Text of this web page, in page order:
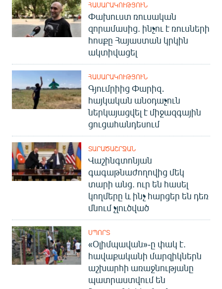
ՀԱՍԱՐԱԿՈՒԹՅՈՒՆ
Փախուստ ռուսական
զորամասից. ինչու է ռուսների
հոսքը Հայաստան կրկին
ակտիվացել
ՀԱՍԱՐԱԿՈՒԹՅՈՒՆ
Գյումրիից Փարիզ․
հայկական անօդաչուն
ներկայացվել է միջազգային
ցուցահանդեսում
ՏԱՐԱԾԱՇՐՋԱՆ
Վաշինգտոնյան
գագաթնաժողովից մեկ
տարի անց. ուր են հասել
կողմերը և ինչ հարցեր են դեռ
մնում չլուծված
ՍՊՈՐՏ
«Օլիմպավան»-ը փակ է.
հավաքականի մարզիկներն
աշխարհի առաջնությանը
պատրաստվում են